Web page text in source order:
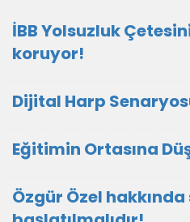
İBB Yolsuzluk
koruyor!
Dijital Harp
Eğitimin Ortasına
Özgür Özel